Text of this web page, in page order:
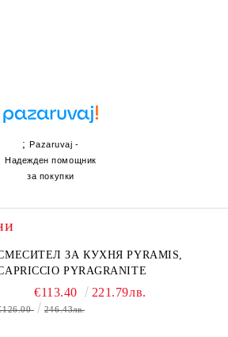
;Pazaruvaj -
Надежден помощник
за покупки
ЗА КУХНЯ PYRAMIS,
PYRAGRANITE
€113.40 221.79лв.
246.43лв.